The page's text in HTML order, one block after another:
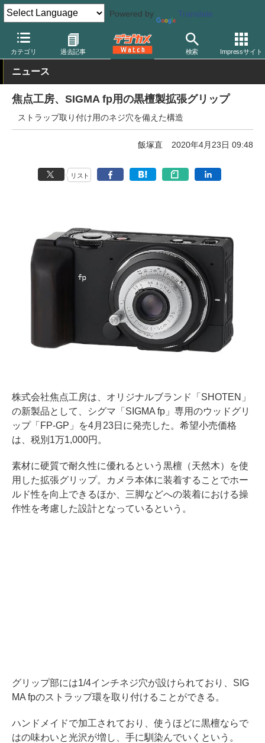
Powered by Translate
カテゴリ 過去記事 検索 Impressサイト
デジカメ Watch 撮影用品
ニュース
焦点工房、SIGMA fp用の黒檀製拡張グリップ
ストラップ取り付け用のネジ穴を備えた構造
飯塚直 2020年4月23日 09:48
リスト
株式会社焦点工房は、オリジナルブランド「SHOTEN」
の新製品として、シグマ「SIGMA fp」専用のウッドグリ
ップ「FP-GP」を4月23日に発売した。希望小売価格
は、税別1万1,000円。
素材に硬質で耐久性に優れるという黒檀（天然木）を使
用した拡張グリップ。カメラ本体に装着することでホー
ルド性を向上できるほか、三脚などへの装着における操
作性を考慮した設計となっているという。
グリップ部には1/4インチネジ穴が設けられており、SIG
MA fpのストラップ環を取り付けることができる。
ハンドメイドで加工されており、使うほどに黒檀ならで
はの味わいと光沢が増し、手に馴染んでいくという。